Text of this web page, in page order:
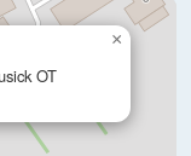
OT
×